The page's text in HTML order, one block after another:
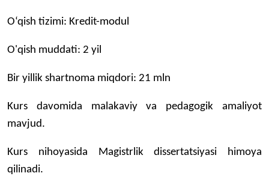
O‘qish tizimi: Kredit-modul
O'qish muddati: 2 yil
Bir yillik shartnoma miqdori: 21 mln
Kurs davоmida malakaviy va pedagоgik amaliyot
mavjud.
Kurs nihоyasida Magistrlik dissertatsiyasi himоya
qilinadi.